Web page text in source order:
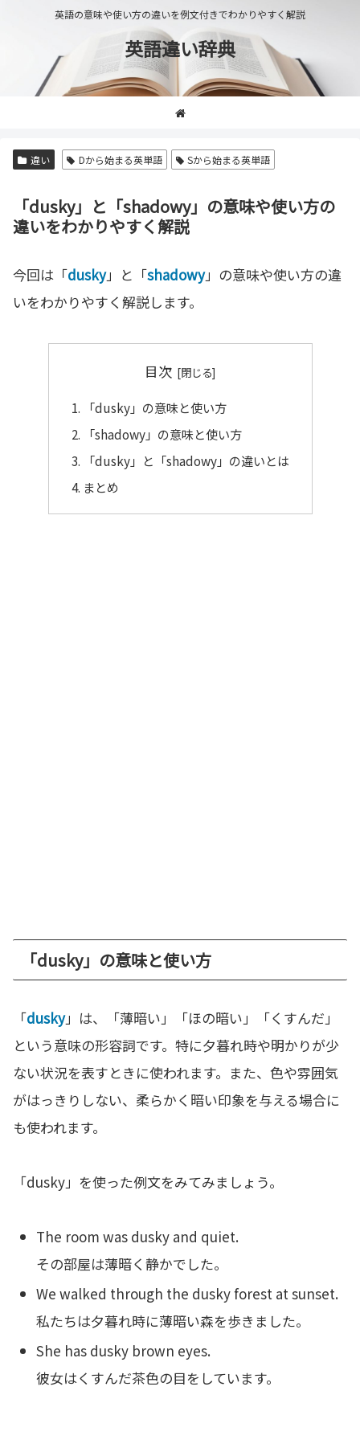
英語の意味や使い方の違いを例文付きでわかりやすく解説
英語違い辞典
違い Dから始まる英単語 Sから始まる英単語
「dusky」と「shadowy」の意味や使い方の
違いをわかりやすく解説
今回は「dusky」と「shadowy」の意味や使い方の違
いをわかりやすく解説します。
目次
「dusky」の意味と使い方
「shadowy」の意味と使い方
「dusky」と「shadowy」の違いとは
まとめ
「dusky」の意味と使い方
「dusky」は、「薄暗い」「ほの暗い」「くすんだ」
という意味の形容詞です。特に夕暮れ時や明かりが少
ない状況を表すときに使われます。また、色や雰囲気
がはっきりしない、柔らかく暗い印象を与える場合に
も使われます。
「dusky」を使った例文をみてみましょう。
The room was dusky and quiet.
その部屋は薄暗く静かでした。
We walked through the dusky forest at sunset.
私たちは夕暮れ時に薄暗い森を歩きました。
She has dusky brown eyes.
彼女はくすんだ茶色の目をしています。